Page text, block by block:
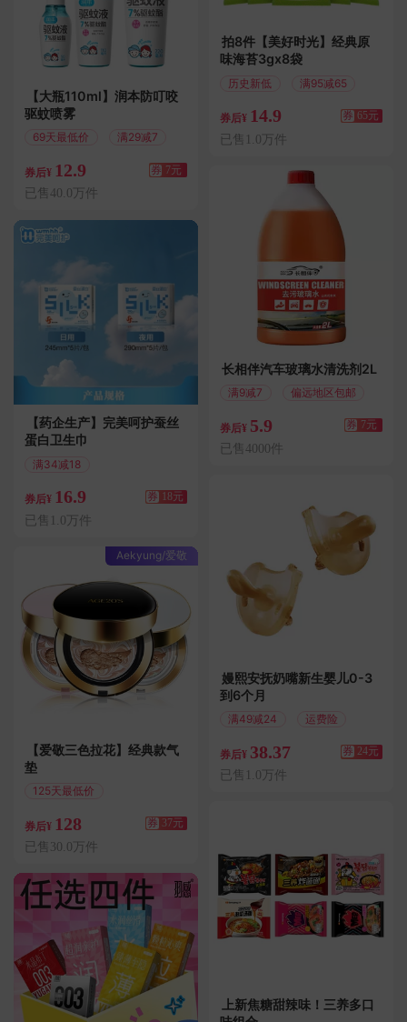
【大瓶110ml】润本防叮咬
驱蚊喷雾
69天最低价 满29减7
券后¥ 12.9 券 7元
已售40.0万件
【药企生产】完美呵护蚕丝
蛋白卫生巾
满34减18
券后¥ 16.9 券 18元
已售1.0万件
Aekyung/爱敬
【爱敬三色拉花】经典款气
垫
125天最低价
券后¥ 128 券 37元
已售30.0万件
拍8件【美好时光】经典原
味海苔3gx8袋
历史新低 满95减65
券后¥ 14.9 券 65元
已售1.0万件
长相伴汽车玻璃水清洗剂2L
满9减7 偏远地区包邮
券后¥ 5.9 券 7元
已售4000件
嫚熙安抚奶嘴新生婴儿0-3
到6个月
满49减24 运费险
券后¥ 38.37 券 24元
已售1.0万件
上新焦糖甜辣味！三养多口